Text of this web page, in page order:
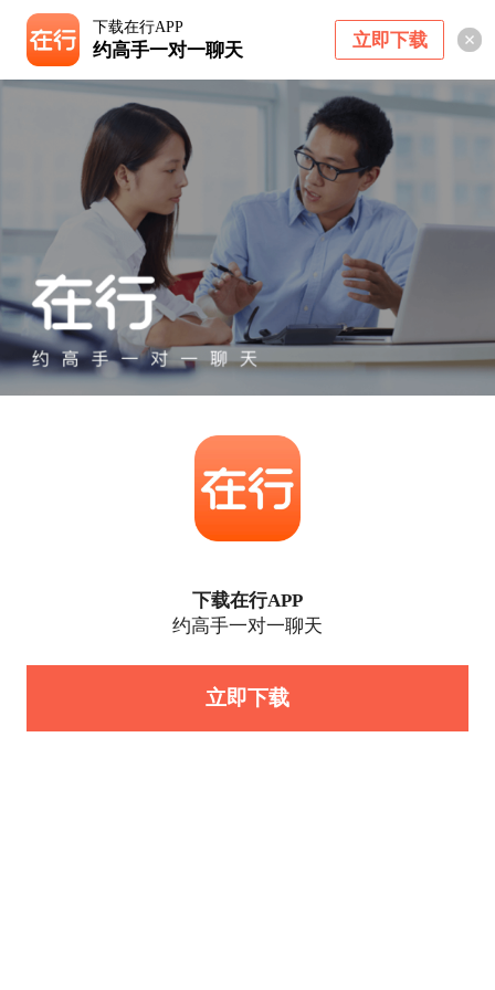
下载在行APP
约高手一对一聊天 立即下载
下载在行APP
约高手一对一聊天
立即下载